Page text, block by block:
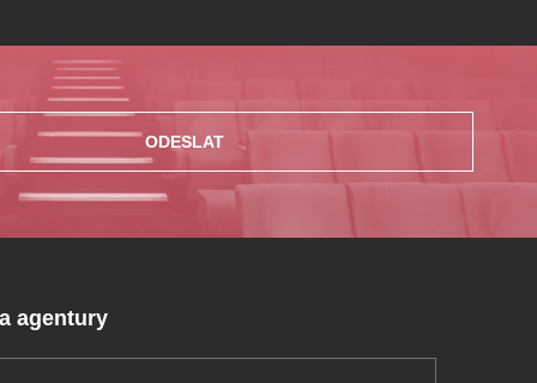
ODESLAT
agentury